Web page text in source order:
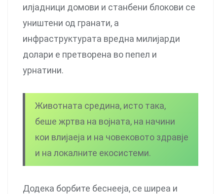
илјадници домови и станбени блокови се
уништени од гранати, а
инфраструктурата вредна милијарди
долари е претворена во пепел и
урнатини.
Животната средина, исто така,
беше жртва на војната, на начини
кои влијаеја и на човековото здравје
и на локалните екосистеми.
Додека борбите беснееја, се ширеа и